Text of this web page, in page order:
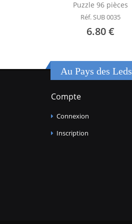
Puzzle 96 pièces
Réf. SUB 0035
6.80 €
Au Pays des Leds
Compte
Connexion
Inscription